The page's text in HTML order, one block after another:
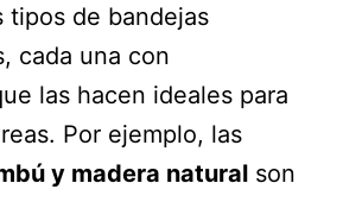
tipos de bandejas
cada una con
las hacen ideales para
Por ejemplo, las
y madera natural son